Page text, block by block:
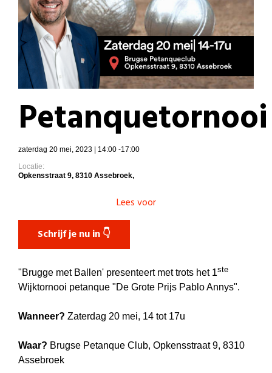
Petanquetornooi
zaterdag 20 mei, 2023 | 14:00 -17:00
Locatie:
Opkensstraat 9, 8310 Assebroek,
Lees voor
Schrijf je nu in 👇
"Brugge met Ballen' presenteert met trots het 1ste
Wijktornooi petanque "De Grote Prijs Pablo Annys".
Wanneer? Zaterdag 20 mei, 14 tot 17u
Waar? Brugse Petanque Club, Opkensstraat 9, 8310
Assebroek